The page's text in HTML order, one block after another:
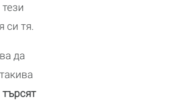
си тя.
да